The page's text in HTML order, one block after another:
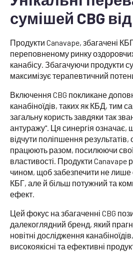
сумішей CBG
Продукти Canavape, збагачені
переповненому ринку
канабісу. Збагачуючи продукти
максимізує терапевтичний
Включення CBG покликане
канабіноїдів, таких як КБД, тим
загальну користь завдяки так
антуражу". Ця синергія означає,
відчути поліпшення результатів,
працюють разом, посилюючи свої
властивості. Продукти Canavape
чином, щоб забезпечити не лише
КБГ, але й більш потужний та
ефект.
Цей фокус на збагаченні CBG
далекоглядний бренд, який
новітні дослідження
високоякісні та ефективні